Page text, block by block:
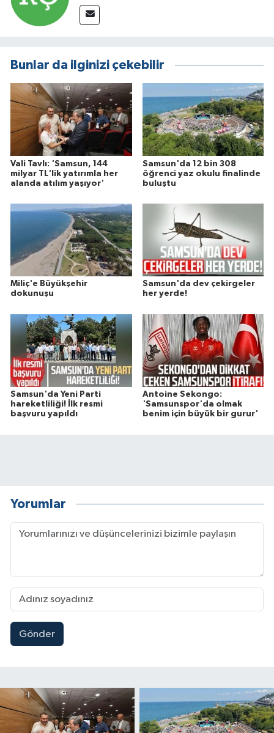
Bunlar da ilginizi çekebilir
Vali Tavlı: 'Samsun, 144
milyar TL'lik yatırımla her
alanda atılım yaşıyor'
Samsun'da 12 bin 308
öğrenci yaz okulu finalinde
buluştu
Miliç'e Büyükşehir
dokunuşu
Samsun'da dev çekirgeler
her yerde!
Samsun'da Yeni Parti
hareketliliği! İlk resmi
başvuru yapıldı
Antoine Sekongo:
'Samsunspor'da olmak
benim için büyük bir gurur'
Yorumlar
Gönder